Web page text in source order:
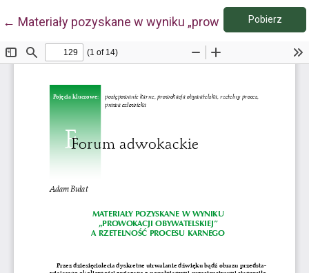
← Wróć do szczegółów artykułu
Materiały pozyskane w wyniku „prowokacjiPobierz